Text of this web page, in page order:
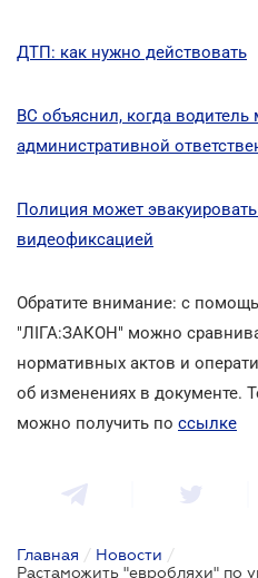
ДТП: как нужно действовать
ВС объяснил, когда
административной
Полиция может
видеофиксацией
Обратите внимание: с
"ЛІГА:ЗАКОН" можно
нормативных актов и
об изменениях в документе.
можно получить по ссылке
Главная / Новости /